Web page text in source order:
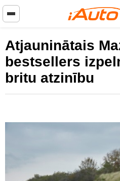
Atjauninātais
bestsellers
britu atzinību